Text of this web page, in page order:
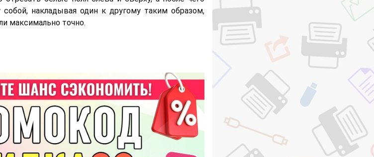
накладывая один к другому таким образом,
максимально точно.